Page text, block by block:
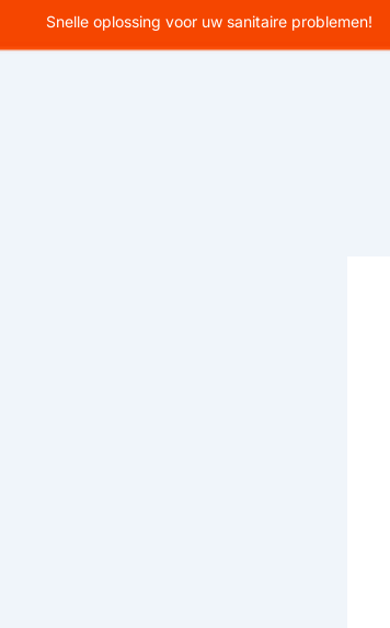
Snelle oplossing voor uw sanitaire problemen!